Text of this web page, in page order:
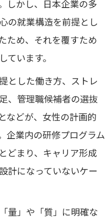
しかし、日本企業の多
の就業構造を前提とし
ため、それを覆すため
います。
とした働き方、ストレ
、管理職候補者の選抜
などが、女性の計画的
企業内の研修プログラム
どまり、キャリア形成
計になっていないケー
量」や「質」に明確な